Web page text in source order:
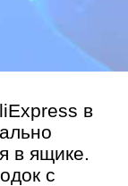
в
в ящике.
с